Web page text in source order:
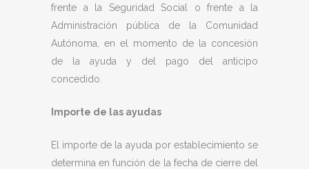
frente a la Seguridad Social o frente a la
Administración pública de la Comunidad
Autónoma, en el momento de la concesión
de la ayuda y del pago del anticipo
concedido.
Importe de las ayudas
El importe de la ayuda por establecimiento se
determina en función de la fecha de cierre del